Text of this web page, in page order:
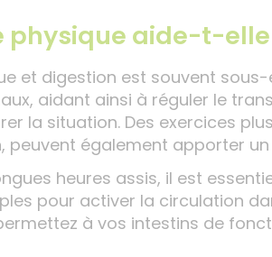
physique aide-t-
et digestion est souvent
aidant ainsi à réguler le
la situation. Des exercices
peuvent également apporter
heures assis, il est
pour activer la circulation
à vos intestins de